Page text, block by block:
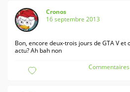
Cronos
16 septembre 2013
Bon, encore deux-trois jours de GTA V et
actu? Ah bah non